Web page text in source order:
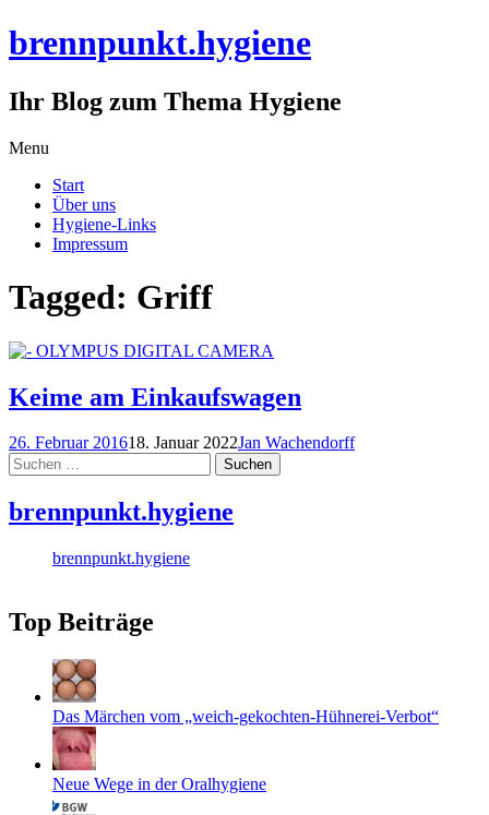
brennpunkt.hygiene
Ihr Blog zum Thema Hygiene
Menu
content
Start
Über uns
Hygiene-Links
Impressum
Tagged: Griff
Keime am Einkaufswagen
26. Februar 201618. Januar 2022Jan Wachendorff
Suchen
nach:
brennpunkt.hygiene
brennpunkt.hygiene
Top Beiträge
Das Märchen vom „weich-gekochten-Hühnerei-Verbot“
Neue Wege in der Oralhygiene